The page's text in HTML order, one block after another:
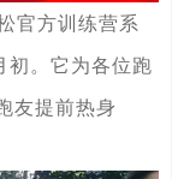
官方训练营系
初。它为各位跑
友提前热身